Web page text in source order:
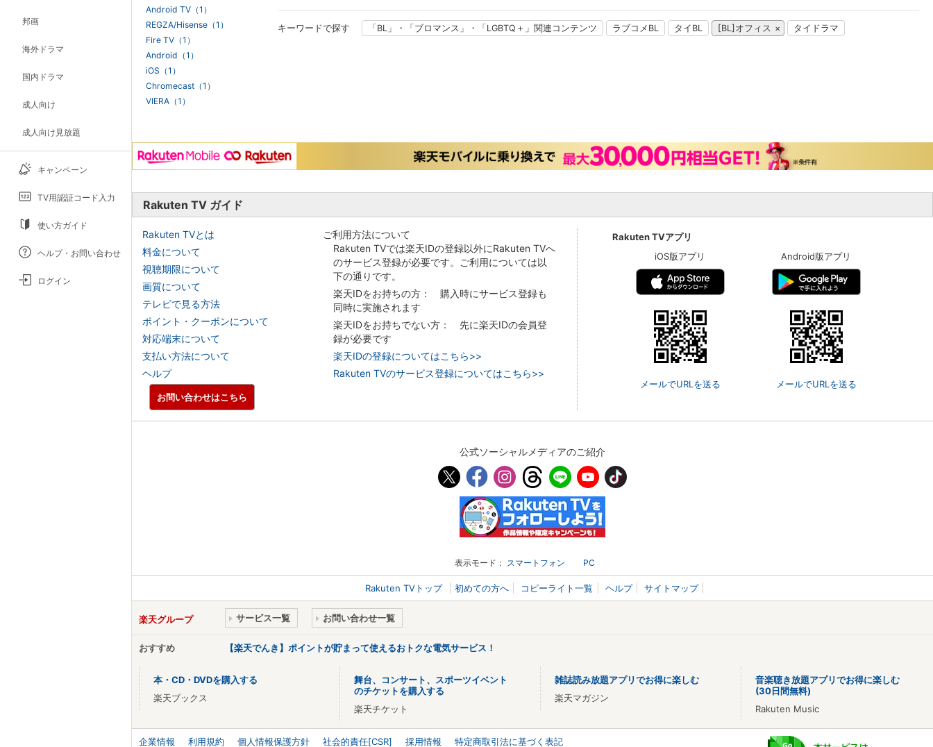
邦画
海外ドラマ
国内ドラマ
成人向け
成人向け見放題
キャンペーン
TV用認証コード入力
使い方ガイド
ヘルプ・お問い合わせ
ログイン
キーワードで探す 「BL」・「ブロマンス」・「LGBTQ＋」関連コンテンツ ラブコメBL タイBL [BL]オフィス タイドラマ
Android TV（1）
REGZA/Hisense（1）
Fire TV（1）
Android（1）
iOS（1）
Chromecast（1）
VIERA（1）
Rakuten TV ガイド
Rakuten TVとは
料金について
視聴期限について
画質について
テレビで見る方法
ポイント・クーポンについて
対応端末について
支払い方法について
ヘルプ
ご利用方法について
Rakuten TVでは楽天IDの登録以外にRakuten TVへ
のサービス登録が必要です。ご利用については以
下の通りです。
楽天IDをお持ちの方： 購入時にサービス登録も
同時に実施されます
楽天IDをお持ちでない方： 先に楽天IDの会員登
録が必要です
楽天IDの登録についてはこちら>>
Rakuten TVのサービス登録についてはこちら>>
Rakuten TVアプリ
iOS版アプリ
メールでURLを送る
Android版アプリ
メールでURLを送る
お問い合わせはこちら
公式ソーシャルメディアのご紹介
表示モード： スマートフォン PC
Rakuten TVトップ 初めての方へ コピーライト一覧 ヘルプ サイトマップ
楽天グループ サービス一覧 お問い合わせ一覧
おすすめ 【楽天でんき】ポイントが貯まって使えるおトクな電気サービス！
本・CD・DVDを購入する
楽天ブックス
舞台、コンサート、スポーツイベント
のチケットを購入する
楽天チケット
雑誌読み放題アプリでお得に楽しむ
楽天マガジン
音楽聴き放題アプリでお得に楽しむ
(30日間無料)
Rakuten Music
企業情報 利用規約 個人情報保護方針 社会的責任[CSR] 採用情報 特定商取引法に基づく表記